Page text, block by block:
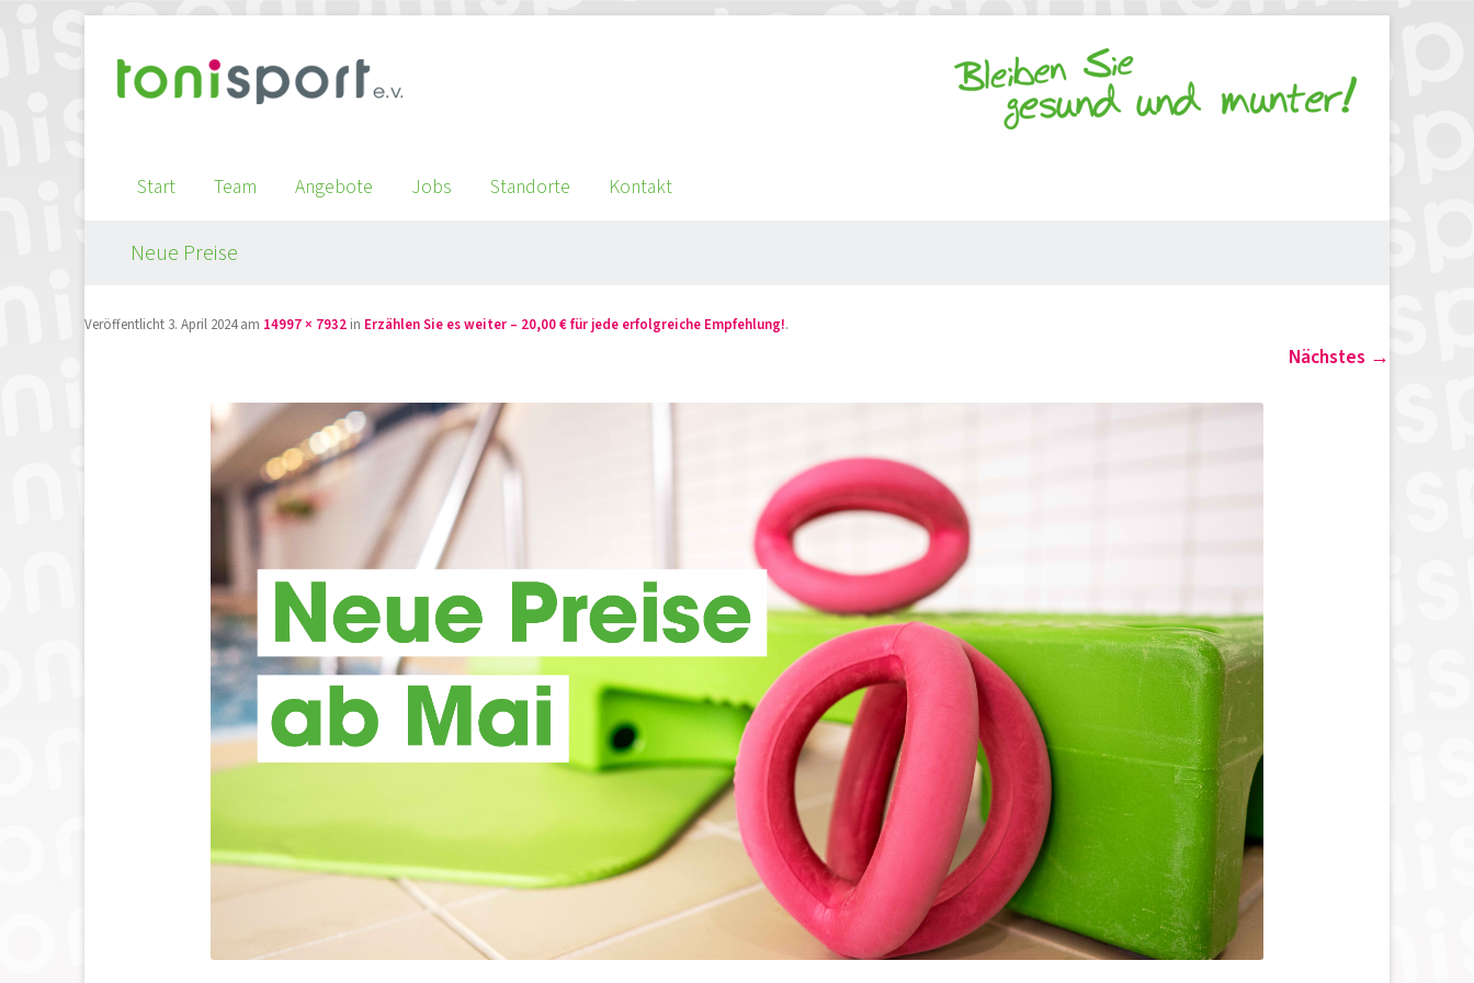
Start Team Angebote Jobs Standorte Kontakt
Neue Preise
Veröffentlicht 3. April 2024am 14997 × 7932 in Erzählen Sie es weiter – 20,00 € für jede erfolgreiche Empfehlung!.
Nächstes →